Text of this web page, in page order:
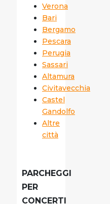
Verona
Bari
Bergamo
Pescara
Perugia
Sassari
Altamura
Civitavecchia
Castel
Gandolfo
Altre
città
PARCHEGGI
PER
CONCERTI